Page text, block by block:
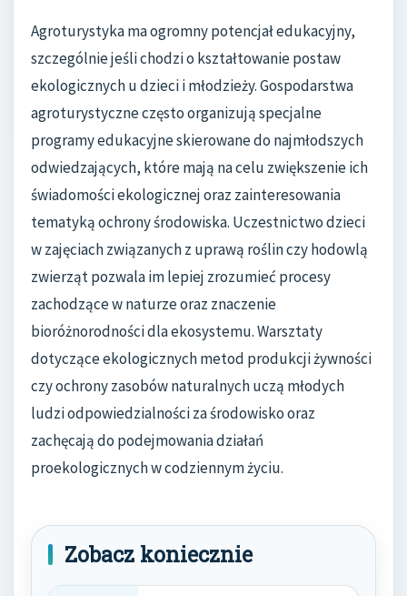
Agroturystyka ma ogromny potencjał edukacyjny,
szczególnie jeśli chodzi o kształtowanie postaw
ekologicznych u dzieci i młodzieży. Gospodarstwa
agroturystyczne często organizują specjalne
programy edukacyjne skierowane do najmłodszych
odwiedzających, które mają na celu zwiększenie ich
świadomości ekologicznej oraz zainteresowania
tematyką ochrony środowiska. Uczestnictwo dzieci
w zajęciach związanych z uprawą roślin czy hodowlą
zwierząt pozwala im lepiej zrozumieć procesy
zachodzące w naturze oraz znaczenie
bioróżnorodności dla ekosystemu. Warsztaty
dotyczące ekologicznych metod produkcji żywności
czy ochrony zasobów naturalnych uczą młodych
ludzi odpowiedzialności za środowisko oraz
zachęcają do podejmowania działań
proekologicznych w codziennym życiu.
Zobacz koniecznie